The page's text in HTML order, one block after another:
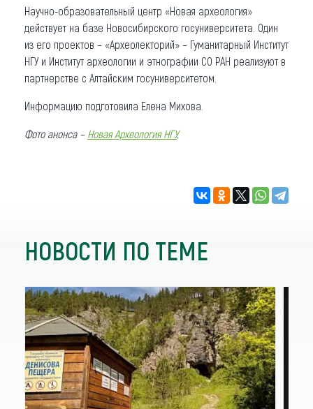
Научно-образовательный центр «Новая археология»
действует на базе Новосибирского госуниверситета. Один
из его проектов – «Археолекторий» – Гуманитарный Институт
НГУ и Институт археологии и этнографии СО РАН реализуют в
партнерстве с Алтайским госуниверситетом.
Информацию подготовила Елена Михова.
Фото анонса– Новая Археология НГУ.
НОВОСТИ ПО ТЕМЕ